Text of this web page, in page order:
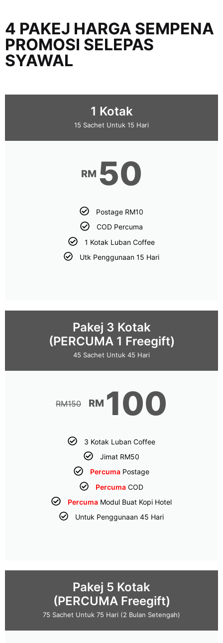
4 PAKEJ HARGA SEMPENA
PROMOSI SELEPAS
SYAWAL
1 Kotak
15 Sachet Untuk 15 Hari
RM 50
Postage RM10
COD Percuma
1 Kotak Luban Coffee
Utk Penggunaan 15 Hari
Pakej 3 Kotak
(PERCUMA 1 Freegift)
45 Sachet Untuk 45 Hari
RM150 RM 100
3 Kotak Luban Coffee
Jimat RM50
PercumaPostage
Percuma COD
PercumaModul Buat Kopi Hotel
Untuk Penggunaan 45 Hari
Pakej 5 Kotak
(PERCUMA Freegift)
75 Sachet Untuk 75 Hari (2 Bulan Setengah)